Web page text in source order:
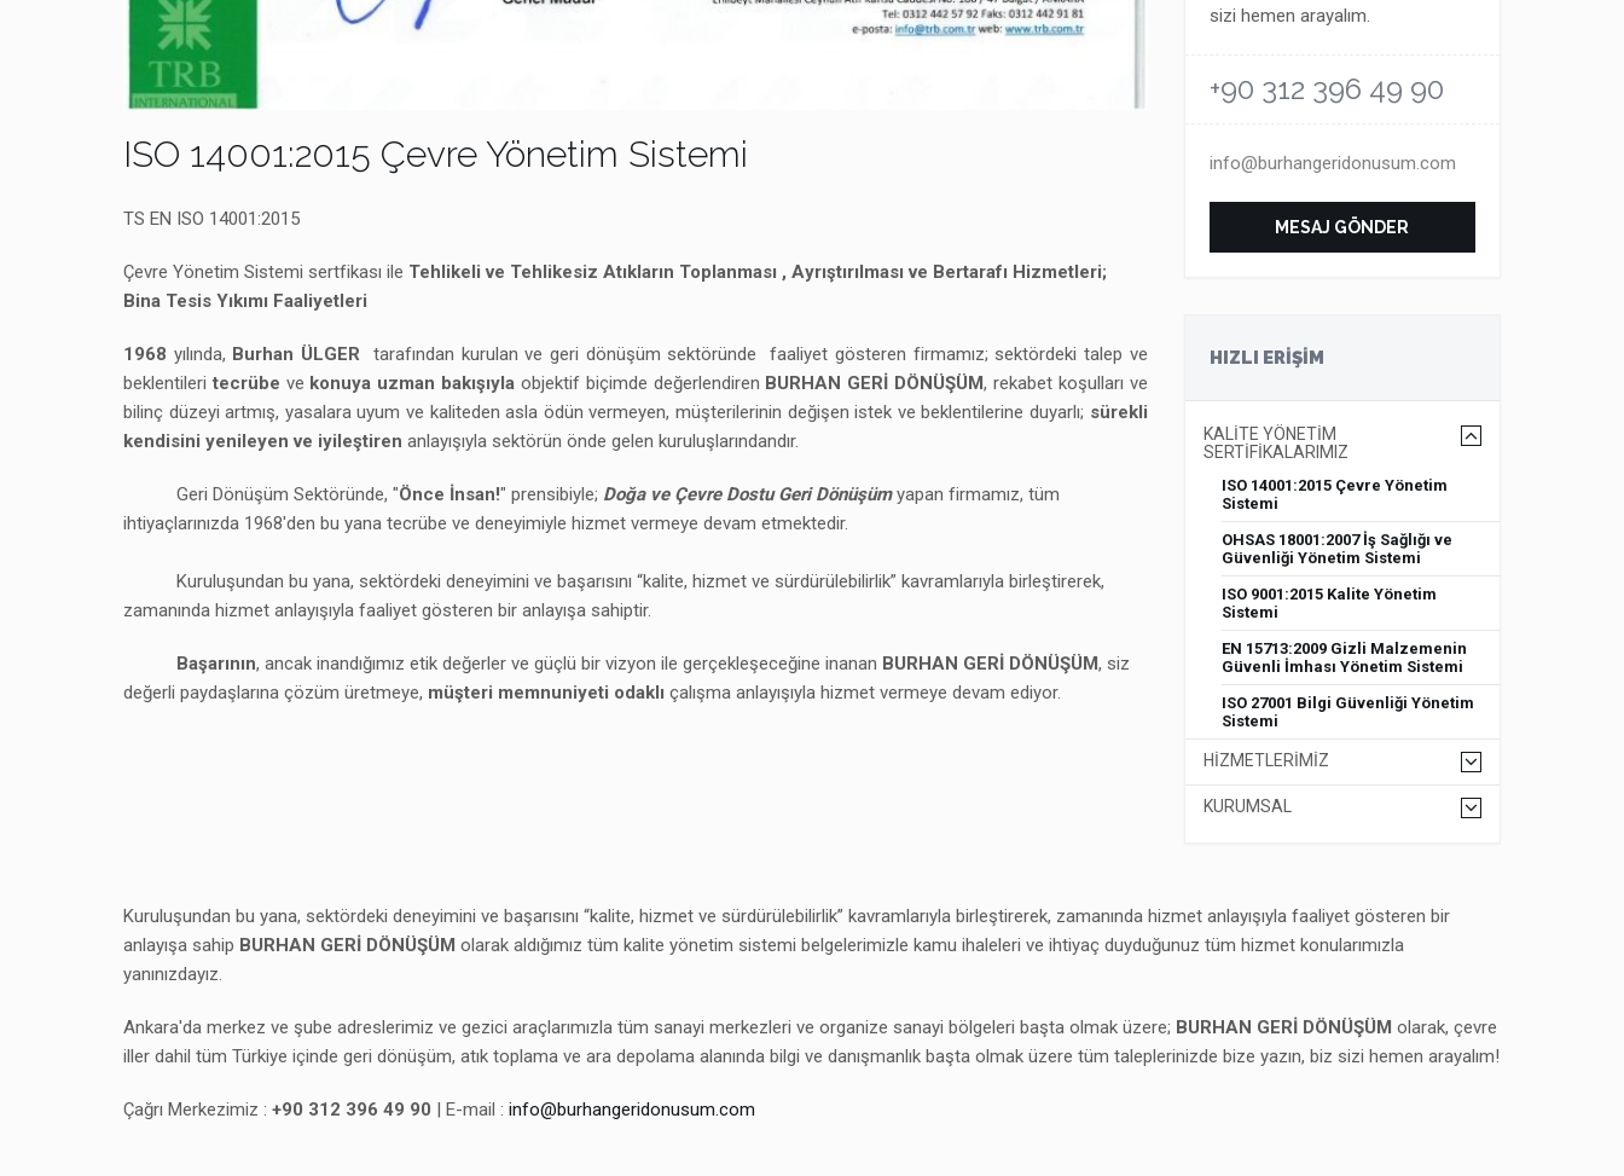
ISO 14001:2015 Çevre Yönetim Sistemi
TS EN ISO 14001:2015
Çevre Yönetim Sistemi sertfikası ile Tehlikeli ve Tehlikesiz Atıkların Toplanması , Ayrıştırılması ve Bertarafı Hizmetleri;
Bina Tesis Yıkımı Faaliyetleri
1968 yılında, Burhan ÜLGERtarafından kurulan ve geri dönüşüm sektöründe faaliyet gösteren firmamız; sektördeki talep ve
beklentileri tecrübe ve konuya uzman bakışıyla objektif biçimde değerlendiren BURHAN GERİ DÖNÜŞÜM, rekabet koşulları ve
bilinç düzeyi artmış, yasalara uyum ve kaliteden asla ödün vermeyen, müşterilerinin değişen istek ve beklentilerine duyarlı; sürekli
kendisini yenileyen ve iyileştiren anlayışıyla sektörün önde gelen kuruluşlarındandır.
Geri Dönüşüm Sektöründe, "Önce İnsan!" prensibiyle; Doğa ve Çevre Dostu Geri Dönüşümyapan firmamız, tüm
ihtiyaçlarınızda 1968'den bu yana tecrübe ve deneyimiyle hizmet vermeye devam etmektedir.
Kuruluşundan bu yana, sektördeki deneyimini ve başarısını “kalite, hizmet ve sürdürülebilirlik” kavramlarıyla birleştirerek,
zamanında hizmet anlayışıyla faaliyet gösteren bir anlayışa sahiptir.
Başarının, ancak inandığımız etik değerler ve güçlü bir vizyon ile gerçekleşeceğine inanan BURHAN GERİ DÖNÜŞÜM, siz
değerli paydaşlarına çözüm üretmeye, müşteri memnuniyeti odaklı çalışma anlayışıyla hizmet vermeye devam ediyor.
sizi hemen arayalım.
+90 312 396 49 90
info@burhangeridonusum.com
MESAJ GÖNDER
HIZLI ERİŞİM
KALİTE YÖNETİM
SERTİFİKALARIMIZ
ISO 14001:2015 Çevre Yönetim
Sistemi
OHSAS 18001:2007 İş Sağlığı ve
Güvenliği Yönetim Sistemi
ISO 9001:2015 Kalite Yönetim
Sistemi
EN 15713:2009 Gizli Malzemenin
Güvenli İmhası Yönetim Sistemi
ISO 27001 Bilgi Güvenliği Yönetim
Sistemi
HİZMETLERİMİZ
KURUMSAL
Kuruluşundan bu yana, sektördeki deneyimini ve başarısını “kalite, hizmet ve sürdürülebilirlik” kavramlarıyla birleştirerek, zamanında hizmet anlayışıyla faaliyet gösteren bir
anlayışa sahip BURHAN GERİ DÖNÜŞÜM olarak aldığımız tüm kalite yönetim sistemi belgelerimizle kamu ihaleleri ve ihtiyaç duyduğunuz tüm hizmet konularımızla
yanınızdayız.
Ankara'da merkez ve şube adreslerimiz ve gezici araçlarımızla tüm sanayi merkezleri ve organize sanayi bölgeleri başta olmak üzere; BURHAN GERİ DÖNÜŞÜM olarak, çevre
iller dahil tüm Türkiye içinde geri dönüşüm, atık toplama ve ara depolama alanında bilgi ve danışmanlık başta olmak üzere tüm taleplerinizde bize yazın, biz sizi hemen arayalım!
Çağrı Merkezimiz : +90 312 396 49 90 | E-mail : info@burhangeridonusum.com